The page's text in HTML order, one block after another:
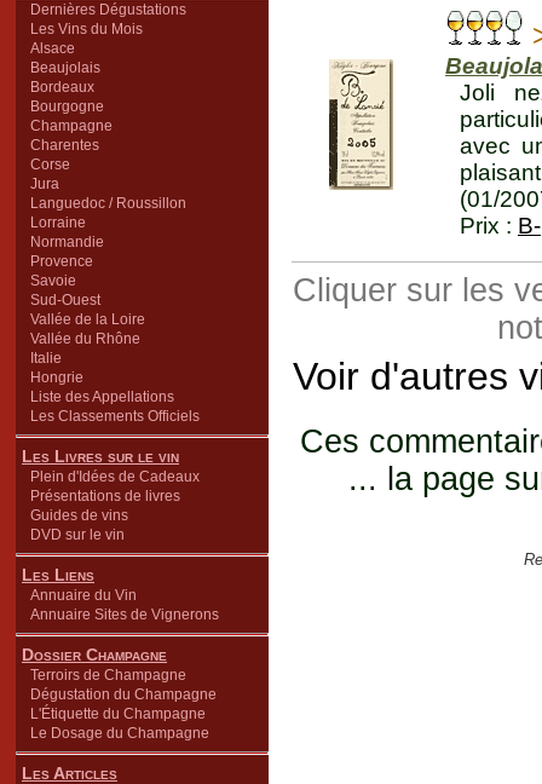
Dernières Dégustations
Les Vins du Mois
Alsace
Beaujolais
Bordeaux
Bourgogne
Champagne
Charentes
Corse
Jura
Languedoc / Roussillon
Lorraine
Normandie
Provence
Savoie
Sud-Ouest
Vallée de la Loire
Vallée du Rhône
Italie
Hongrie
Liste des Appellations
Les Classements Officiels
Les Livres sur le vin
Plein d'Idées de Cadeaux
Présentations de livres
Guides de vins
DVD sur le vin
Les Liens
Annuaire du Vin
Annuaire Sites de Vignerons
Dossier Champagne
Terroirs de Champagne
Dégustation du Champagne
L'Étiquette du Champagne
Le Dosage du Champagne
Les Articles
Joli
avec
(01/
Prix : B-
Cliquer sur les
Voir d'autres
Ces
... la page